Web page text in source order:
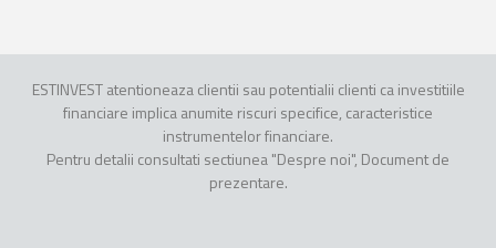
ESTINVEST atentioneaza clientii sau potentialii clienti ca investitiile
financiare implica anumite riscuri specifice, caracteristice
instrumentelor financiare.
Pentru detalii consultati sectiunea "Despre noi", Document de
prezentare.